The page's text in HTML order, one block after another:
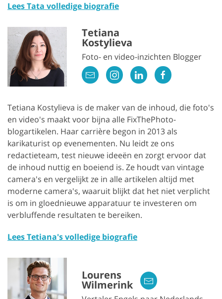
Lees Tata volledige biografie
Tetiana
Kostylieva
Foto- en video-inzichten Blogger
Tetiana Kostylieva is de maker van de inhoud, die foto's
en video's maakt voor bijna alle FixThePhoto-
blogartikelen. Haar carrière begon in 2013 als
karikaturist op evenementen. Nu leidt ze ons
redactieteam, test nieuwe ideeën en zorgt ervoor dat
de inhoud nuttig en boeiend is. Ze houdt van vintage
camera's en vergelijkt ze in alle artikelen altijd met
moderne camera's, waaruit blijkt dat het niet verplicht
is om in gloednieuwe apparatuur te investeren om
verbluffende resultaten te bereiken.
Lees Tetiana's volledige biografie
Lourens
Wilmerink